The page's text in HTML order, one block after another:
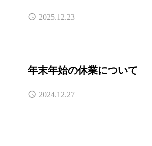
2025.12.23
年末年始の休業について
2024.12.27